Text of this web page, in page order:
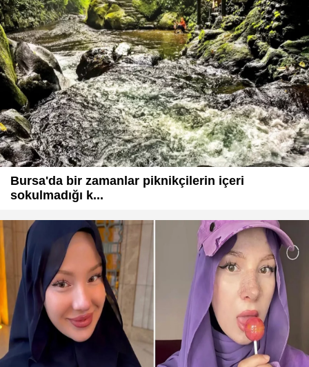
Bursa'da bir zamanlar piknikçilerin içeri
sokulmadığı k...